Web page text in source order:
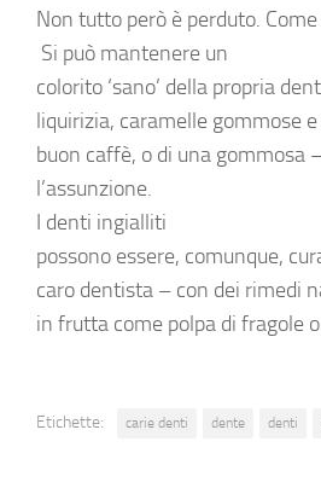
Non tutto però è perduto.
Si può mantenere un
colorito ‘sano’ della propria
liquirizia, caramelle gommose
buon caffè, o di una gommosa
l’assunzione.
I denti ingialliti
possono essere, comunque,
caro dentista – con dei rimedi
in frutta come polpa di fragole
Etichette: carie denti dente denti